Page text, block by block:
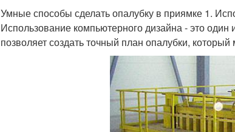
Умные способы сделать опалубку в приямке 1.
Использование компьютерного дизайна - это
позволяет создать точный план опалубки,